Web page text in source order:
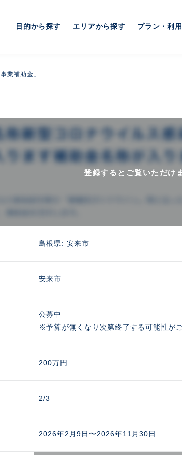
目的から探す エリアから探す プラン・利
業補助金」
登録するとご覧いただけ
島根県: 安来市
安来市
公募中
※予算が無くなり次第終了する可能性がご
200万円
2/3
2026年2月9日〜2026年11月30日